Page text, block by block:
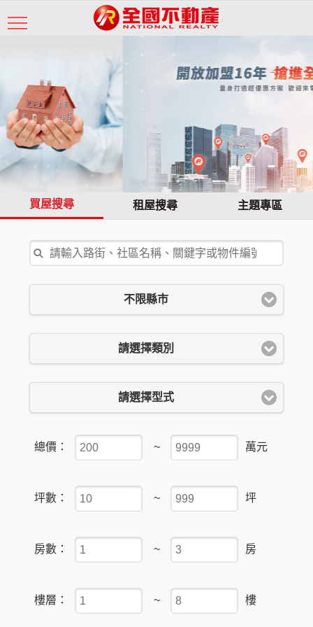
買屋搜尋 租屋搜尋 主題專區
不限縣市
請選擇類別
請選擇型式
總價： ~ 萬元
坪數： ~ 坪
房數： ~ 房
樓層： ~ 樓